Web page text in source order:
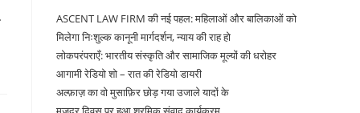
ASCENT LAW FIRM की नई पहल: महिलाओं और बालिकाओं को
मिलेगा निःशुल्क कानूनी मार्गदर्शन, न्याय की राह हो
लोकपरंपराएँ: भारतीय संस्कृति और सामाजिक मूल्यों की धरोहर
आगामी रेडियो शो – रात की रेडियो डायरी
अल्फ़ाज़ का वो मुसाफ़िर छोड़ गया उजाले यादों के